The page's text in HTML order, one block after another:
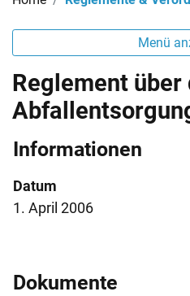
Menü
Reglement über
Informationen
Datum
1. April 2006
Dokumente